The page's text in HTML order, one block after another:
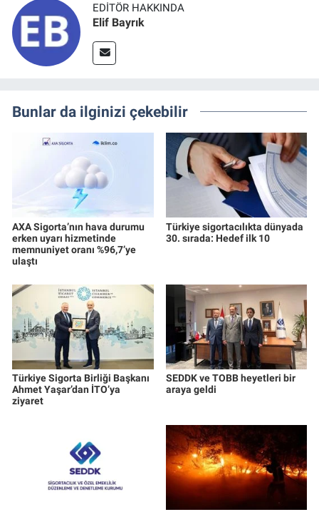
EDITÖR HAKKINDA
Elif Bayrık
Bunlar da ilginizi çekebilir
AXA Sigorta’nın hava durumu
erken uyarı hizmetinde
memnuniyet oranı %96,7’ye
ulaştı
Türkiye sigortacılıkta dünyada
30. sırada: Hedef ilk 10
Türkiye Sigorta Birliği Başkanı
Ahmet Yaşar’dan İTO’ya
ziyaret
SEDDK ve TOBB heyetleri bir
araya geldi